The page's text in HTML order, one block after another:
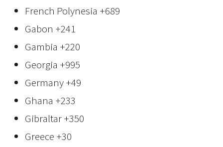
French Polynesia +689
Gabon +241
Gambia +220
Georgia +995
Germany+49
Ghana +233
Gibraltar+350
Greece +30